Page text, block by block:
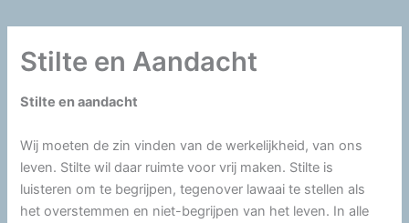
Stilte en Aandacht
Stilte en aandacht
Wij moeten de zin vinden van de werkelijkheid, van ons
leven. Stilte wil daar ruimte voor vrij maken. Stilte is
luisteren om te begrijpen, tegenover lawaai te stellen als
het overstemmen en niet-begrijpen van het leven. In alle